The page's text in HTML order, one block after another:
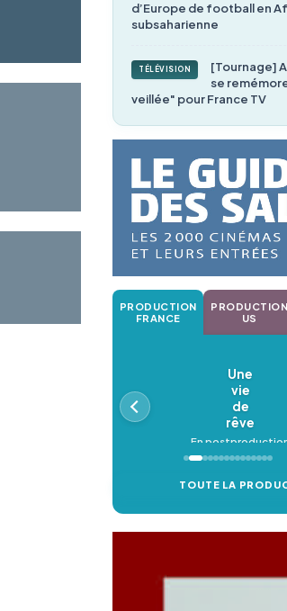
d’Europe de football en
subsaharienne
TÉLÉVISION
[Tournage]
se
veillée" pour France TV
PRODUCTION
FRANCE
PRODUCTION
US
Une
vie
de
rêve
En
TOUTE LA